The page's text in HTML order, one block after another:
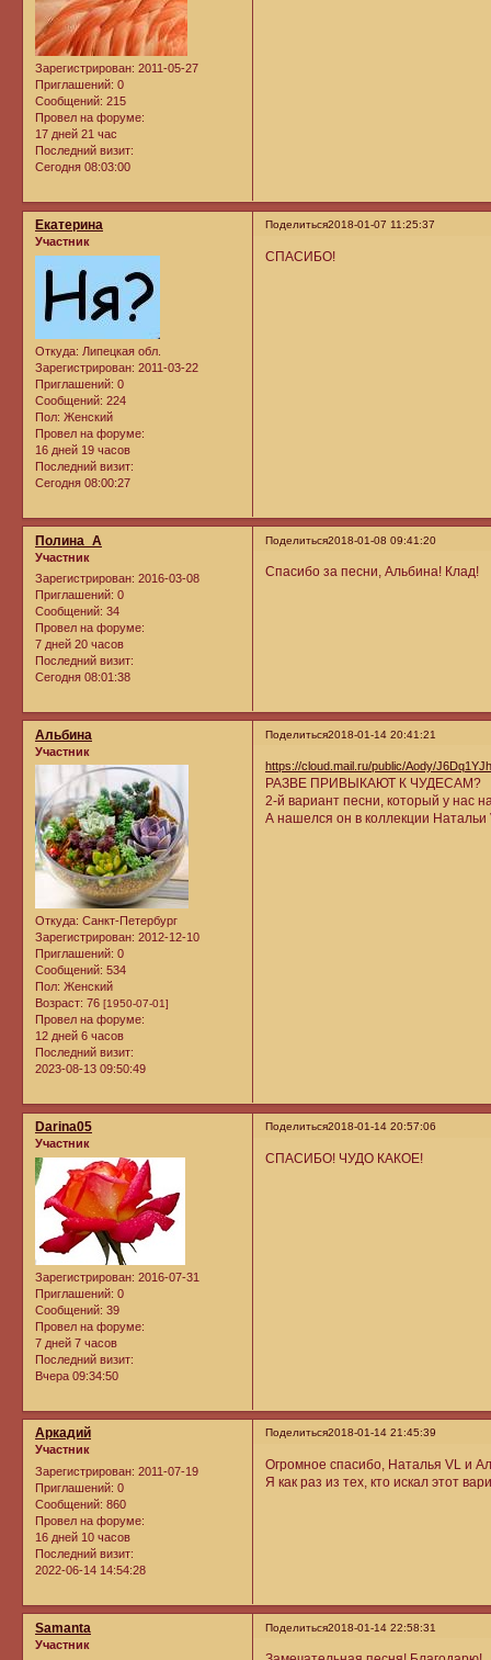
Зарегистрирован: 2011-05-27
Приглашений: 0
Сообщений: 215
Провел на форуме:
17 дней 21 час
Последний визит:
Сегодня 08:03:00
Поделиться2018-01-07 11:25:37
Екатерина
Участник
Откуда: Липецкая обл.
Зарегистрирован: 2011-03-22
Приглашений: 0
Сообщений: 224
Пол: Женский
Провел на форуме:
16 дней 19 часов
Последний визит:
Сегодня 08:00:27
СПАСИБО!
Поделиться2018-01-08 09:41:20
Полина_А
Участник
Зарегистрирован: 2016-03-08
Приглашений: 0
Сообщений: 34
Провел на форуме:
7 дней 20 часов
Последний визит:
Сегодня 08:01:38
Спасибо за песни, Альбина! Клад!
Поделиться2018-01-14 20:41:21
Альбина
Участник
Откуда: Санкт-Петербург
Зарегистрирован: 2012-12-10
Приглашений: 0
Сообщений: 534
Пол: Женский
Возраст: 76 [1950-07-01]
Провел на форуме:
12 дней 6 часов
Последний визит:
2023-08-13 09:50:49
https://cloud.mail.ru/public/Aody/
РАЗВЕ ПРИВЫКАЮТ К ЧУДЕСАМ?
2-й вариант песни, который у нас
А нашелся он в коллекции
Поделиться2018-01-14 20:57:06
Darina05
Участник
Зарегистрирован: 2016-07-31
Приглашений: 0
Сообщений: 39
Провел на форуме:
7 дней 7 часов
Последний визит:
Вчера 09:34:50
СПАСИБО! ЧУДО КАКОЕ!
Поделиться2018-01-14 21:45:39
Аркадий
Участник
Зарегистрирован: 2011-07-19
Приглашений: 0
Сообщений: 860
Провел на форуме:
16 дней 10 часов
Последний визит:
2022-06-14 14:54:28
Огромное спасибо, Наталья VL и
Я как раз из тех, кто искал этот
Поделиться2018-01-14 22:58:31
Samanta
Участник